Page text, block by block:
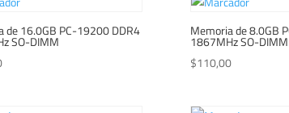
de 16.0GB PC-19200 DDR4
SO-DIMM
Memoria de 8.0GB
1867MHz SO-DIMM
$110,00